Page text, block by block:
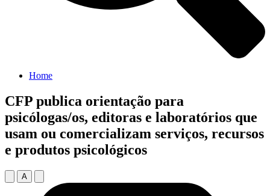
Home
CFP publica orientação para
psicólogas/os, editoras e laboratórios que
usam ou comercializam serviços, recursos
e produtos psicológicos
A